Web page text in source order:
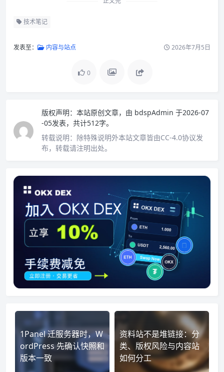
技术笔记
发表至： 内容与站点 2026年7月5日
0
版权声明： 本站原创文章，由 bdspAdmin 于2026-07
-05发表，共计512字。
转载说明： 除特殊说明外本站文章皆由CC-4.0协议发
布，转载请注明出处。
1Panel 迁服务器时，W
ordPress 先确认快照和
版本一致
资料站不是堆链接：分
类、版权风险与内容站
如何分工